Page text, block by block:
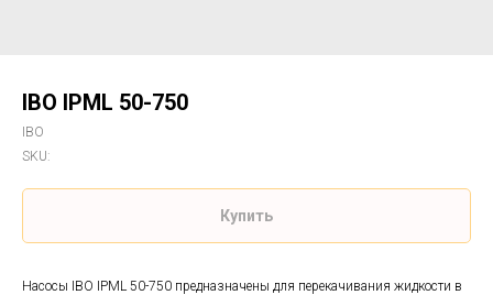
IBO IPML 50-750
IBO
SKU:
Купить
Насосы IBO IPML 50-750 предназначены для перекачивания жидкости в